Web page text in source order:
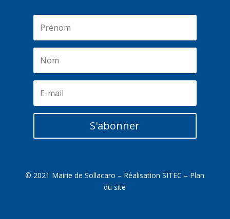
S'abonner
© 2021 Mairie de Sollacaro – RéalisationSITEC – Plan
du site